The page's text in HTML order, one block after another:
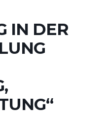
IN DER